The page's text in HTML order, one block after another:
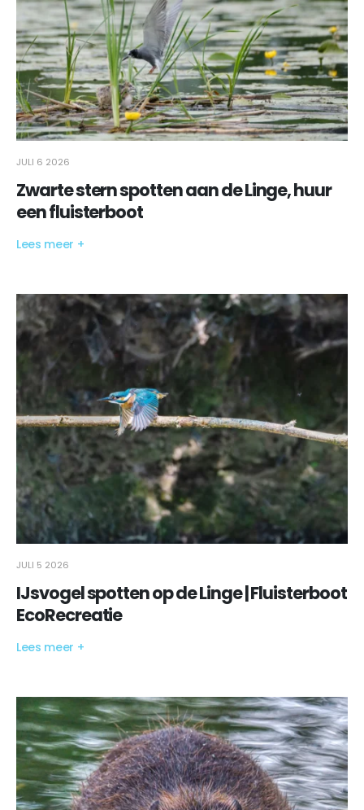
JULI 6 2026
Zwarte stern spotten aan de Linge, huur
een fluisterboot
Lees meer +
JULI 5 2026
IJsvogel spotten op de Linge | Fluisterboot
EcoRecreatie
Lees meer +